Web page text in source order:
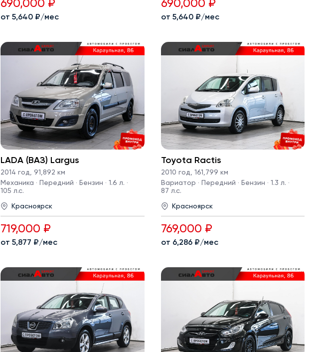
690,000 ₽
от 5,640 ₽/мес
690,000 ₽
от 5,640 ₽/мес
LADA (ВАЗ) Largus
2014 год, 91,892 км
Механика · Передний · Бензин · 1.6 л. ·
105 л.с.
Красноярск
719,000 ₽
от 5,877 ₽/мес
Toyota Ractis
2010 год, 161,799 км
Вариатор · Передний · Бензин · 1.3 л. ·
87 л.с.
Красноярск
769,000 ₽
от 6,286 ₽/мес